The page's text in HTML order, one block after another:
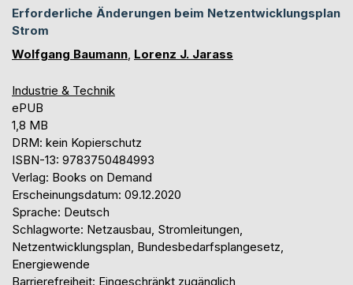
Erforderliche Änderungen beim Netzentwicklungsplan
Strom
Wolfgang Baumann Lorenz J. Jarass
Industrie & Technik
ePUB
1,8 MB
DRM: kein Kopierschutz
ISBN-13: 9783750484993
Verlag: Books on Demand
Erscheinungsdatum: 09.12.2020
Sprache: Deutsch
Schlagworte: Netzausbau, Stromleitungen,
Netzentwicklungsplan, Bundesbedarfsplangesetz,
Energiewende
Barrierefreiheit: Eingeschränkt zugänglich